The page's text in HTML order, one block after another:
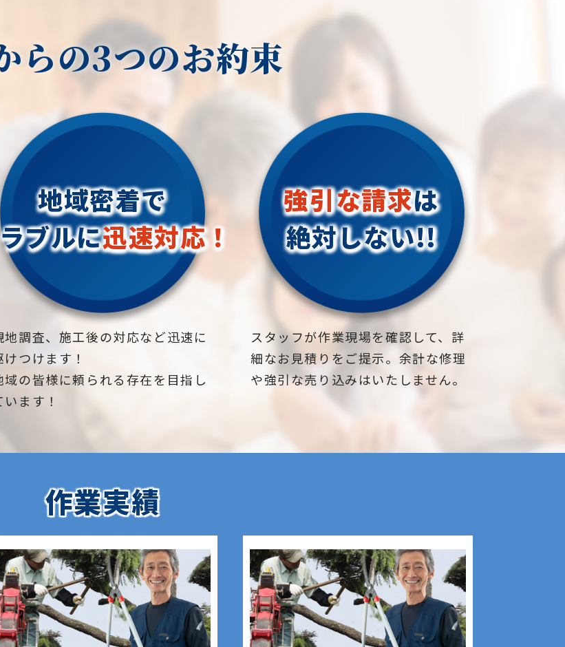
らの3つのお約束
地域密着で
ブルに迅速対応！
地調査、施工後の対応など迅速に
けつけます！
域の皆様に頼られる存在を目指し
います！
強引な請求は
絶対しない!!
スタッフが作業現場を確認して、詳
細なお見積りをご提示。余計な修理
や強引な売り込みはいたしません。
作業実績